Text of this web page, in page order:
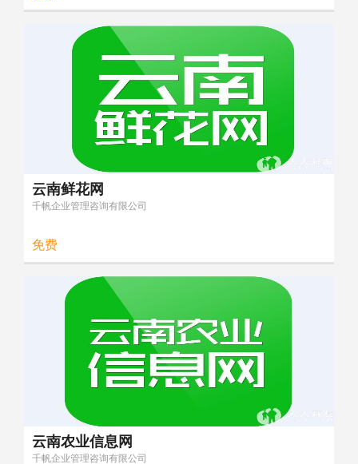
云南鲜花网
千帆企业管理咨询有限公司
免费
云南农业信息网
千帆企业管理咨询有限公司